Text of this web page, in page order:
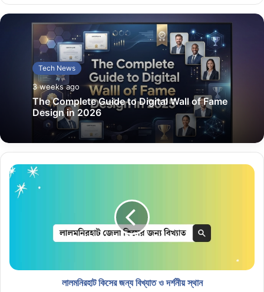
Tech News
3 weeks ago
The Complete Guide to Digital Wall of Fame
Design in 2026
লালমনিরহাট কিসের জন্য বিখ্যাত ও দর্শনীয় স্থান